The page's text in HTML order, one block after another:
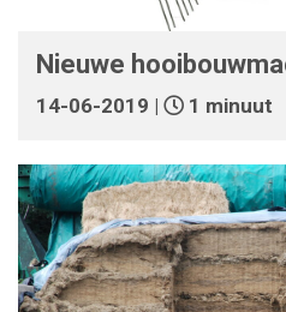
Nieuwe
14-06-2019 | 1 minuut